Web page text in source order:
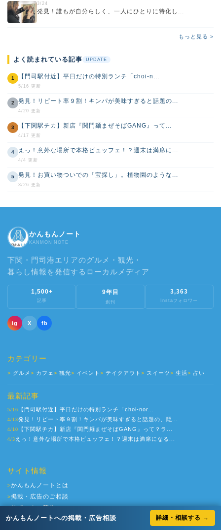
かんもんノートへの掲載・広告相談 詳細・相談する →
3/24
発見！誰もが自分らしく、一人にひとりに特化し...
もっと見る >
よく読まれている記事 UPDATE
1 【門司駅付近】平日だけの特別ランチ「choi-n...
5/16 更新
2 発見！リピート率９割！キンパが美味すぎると話題の...
4/20 更新
3 【下関駅チカ】新店『関門麺まぜそばGANG』って...
4/17 更新
4 えっ！意外な場所で本格ビュッフェ！？週末は満席に...
4/4 更新
5 発見！お買い物ついでの「宝探し」。植物園のような...
3/26 更新
かんもんノート
KANMON NOTE
下関・門司港エリアのグルメ・観光・
暮らし情報を発信するローカルメディア
1,500+
記事
9年目
創刊
3,363
Instaフォロワー
ig X fb
カテゴリー
グルメ カフェ 観光 イベント テイクアウト スイーツ 生活 占い
最新記事
5/16 【門司駅付近】平日だけの特別ランチ「choi-nor...
4/13発見！リピート率９割！キンパが美味すぎると話題の、隠...
4/10 【下関駅チカ】新店『関門麺まぜそばGANG』って？ラ...
4/3 えっ！意外な場所で本格ビュッフェ！？週末は満席になる...
サイト情報
>かんもんノートとは
>掲載・広告のご相談
サポーター募集
>お問い合わせ